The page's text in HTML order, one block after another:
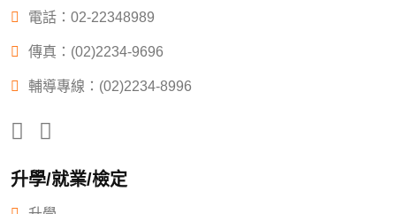
電話： 02-22348989
傳真：(02)2234-9696
輔導專線：(02)2234-8996
升學/就業/檢定